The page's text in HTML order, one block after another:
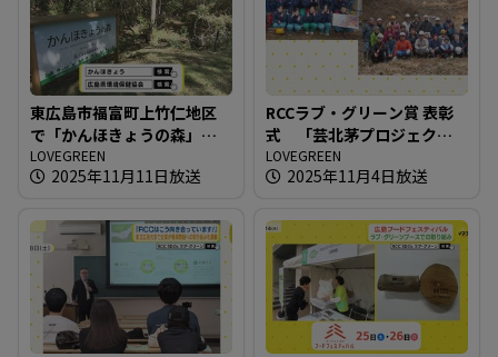
東広島市福富町上竹仁地区
で「かんほきょうの森」の
整備スタート！
LOVEGREEN
2025年11月11日放送
RCCラブ・グリーン賞 表彰
式 「芸北茅プロジェク
ト」と「別所砂留を守る
会」
LOVEGREEN
2025年11月4日放送